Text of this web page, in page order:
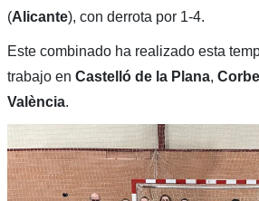
(Alicante), con derrota por 1-4.
Este combinado ha realizado esta
trabajo en Castelló de la Plana,
València.